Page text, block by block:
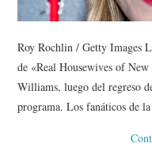
Roy Rochlin / Getty Images
de «Real Housewives of
Williams, luego del regreso
programa. Los fanáticos de